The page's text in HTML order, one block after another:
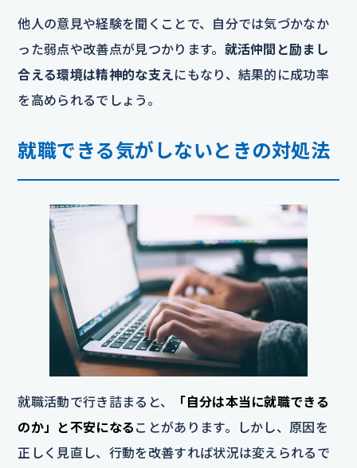
他人の意見や経験を聞くことで、自分では気づかなか
った弱点や改善点が見つかります。 就活仲間と励まし
合える環境は精神的な支えにもなり、結果的に成功率
を高められるでしょう。
就職できる気がしないときの対処法
就職活動で行き詰まると、
「自分は本当に就職できる
のか」と不安になる ことがあります。しかし、原因を
正しく見直し、行動を改善すれば状況は変えられるで